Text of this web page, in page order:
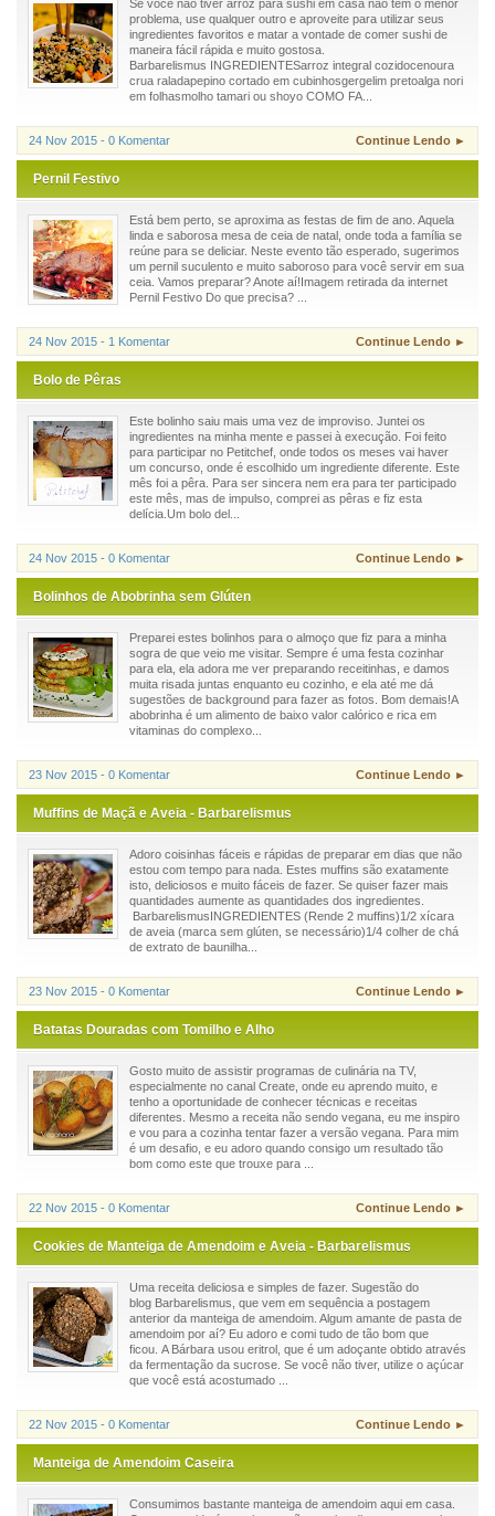
Se você não tiver arroz para sushi em casa não tem o menor
problema, use qualquer outro e aproveite para utilizar seus
ingredientes favoritos e matar a vontade de comer sushi de
maneira fácil rápida e muito gostosa.
Barbarelismus INGREDIENTESarroz integral cozidocenoura
crua raladapepino cortado em cubinhosgergelim pretoalga nori
em folhasmolho tamari ou shoyo COMO FA...
24 Nov 2015 - 0 Komentar Continue Lendo ►
Pernil Festivo
Está bem perto, se aproxima as festas de fim de ano. Aquela
linda e saborosa mesa de ceia de natal, onde toda a família se
reúne para se deliciar. Neste evento tão esperado, sugerimos
um pernil suculento e muito saboroso para você servir em sua
ceia. Vamos preparar? Anote aí!Imagem retirada da internet
Pernil Festivo Do que precisa? ...
24 Nov 2015 - 1 Komentar Continue Lendo ►
Bolo de Pêras
Este bolinho saiu mais uma vez de improviso. Juntei os
ingredientes na minha mente e passei à execução. Foi feito
para participar no Petitchef, onde todos os meses vai haver
um concurso, onde é escolhido um ingrediente diferente. Este
mês foi a pêra. Para ser sincera nem era para ter participado
este mês, mas de impulso, comprei as pêras e fiz esta
delícia.Um bolo del...
24 Nov 2015 - 0 Komentar Continue Lendo ►
Bolinhos de Abobrinha sem Glúten
Preparei estes bolinhos para o almoço que fiz para a minha
sogra de que veio me visitar. Sempre é uma festa cozinhar
para ela, ela adora me ver preparando receitinhas, e damos
muita risada juntas enquanto eu cozinho, e ela até me dá
sugestões de background para fazer as fotos. Bom demais!A
abobrinha é um alimento de baixo valor calórico e rica em
vitaminas do complexo...
23 Nov 2015 - 0 Komentar Continue Lendo ►
Muffins de Maçã e Aveia - Barbarelismus
Adoro coisinhas fáceis e rápidas de preparar em dias que não
estou com tempo para nada. Estes muffins são exatamente
isto, deliciosos e muito fáceis de fazer. Se quiser fazer mais
quantidades aumente as quantidades dos ingredientes.
BarbarelismusINGREDIENTES (Rende 2 muffins)1/2 xícara
de aveia (marca sem glúten, se necessário)1/4 colher de chá
de extrato de baunilha...
23 Nov 2015 - 0 Komentar Continue Lendo ►
Batatas Douradas com Tomilho e Alho
Gosto muito de assistir programas de culinária na TV,
especialmente no canal Create, onde eu aprendo muito, e
tenho a oportunidade de conhecer técnicas e receitas
diferentes. Mesmo a receita não sendo vegana, eu me inspiro
e vou para a cozinha tentar fazer a versão vegana. Para mim
é um desafio, e eu adoro quando consigo um resultado tão
bom como este que trouxe para ...
22 Nov 2015 - 0 Komentar Continue Lendo ►
Cookies de Manteiga de Amendoim e Aveia - Barbarelismus
Uma receita deliciosa e simples de fazer. Sugestão do
blog Barbarelismus, que vem em sequência a postagem
anterior da manteiga de amendoim. Algum amante de pasta de
amendoim por aí? Eu adoro e comi tudo de tão bom que
ficou. A Bárbara usou eritrol, que é um adoçante obtido através
da fermentação da sucrose. Se você não tiver, utilize o açúcar
que você está acostumado ...
22 Nov 2015 - 0 Komentar Continue Lendo ►
Manteiga de Amendoim Caseira
Consumimos bastante manteiga de amendoim aqui em casa.